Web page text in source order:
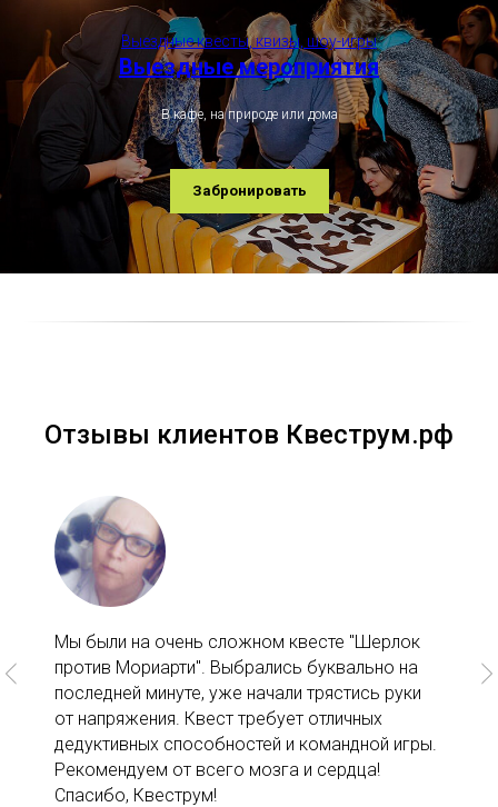
Выездные квесты, квизы, шоу-игры
Выездные мероприятия
В кафе, на природе или дома
Забронировать
Отзывы клиентов Квеструм.рф
Мы были на очень сложном квесте "Шерлок
против Мориарти". Выбрались буквально на
последней минуте, уже начали трястись руки
от напряжения. Квест требует отличных
дедуктивных способностей и командной игры.
Рекомендуем от всего мозга и сердца!
Спасибо, Квеструм!